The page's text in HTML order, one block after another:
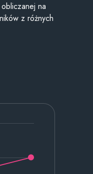
na
z różnych